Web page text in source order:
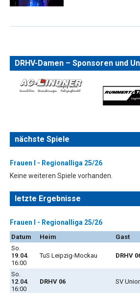
DRHV-Damen – Sponsoren und
nächste Spiele
Frauen I - Regionalliga 25/26
Keine weiteren Spiele vorhanden.
letzte Ergebnisse
Frauen I - Regionalliga 25/26
Datum Heim Gast
So.
19.04.
16:00
TuS Leipzig-Mockau DRHV
So.
12.04.
16:00
DRHV 06 SV